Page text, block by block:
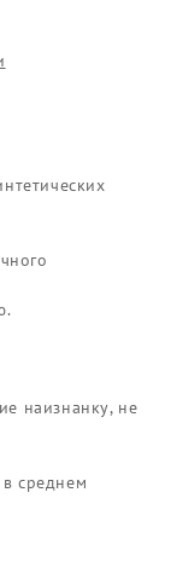
наизнанку, не
среднем